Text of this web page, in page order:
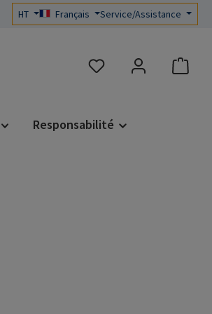
HT Français Service/Assistance
Vous avez 0 articles
Responsabilité